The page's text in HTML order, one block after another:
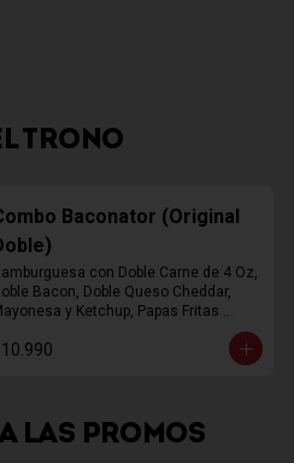
TRONO
Baconator (Original
con Doble Carne de 4 Oz,
Bacon, Doble Queso Cheddar,
y Ketchup, Papas Fritas
LAS PROMOS